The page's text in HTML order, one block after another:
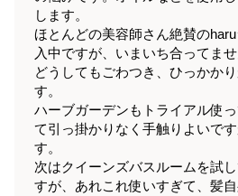
します。
ほとんどの美容師さん絶賛の
入中ですが、いまいち合ってま
どうしてもごわつき、ひっかか
す。
ハーブガーデンもトライアル使
て引っ掛かりなく手触りよいで
す。
次はクイーンズバスルームを試
すが、あれこれ使いすぎて、髪